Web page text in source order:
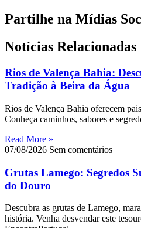
Partilhe na Mídias
Notícias Relacionadas
Rios de Valença Bahia:
Tradição à Beira da Água
Rios de Valença Bahia oferecem
Conheça caminhos, sabores e
Read More »
07/08/2026 Sem comentários
Grutas Lamego: Segredos
do Douro
Descubra as grutas de Lamego,
história. Venha desvendar este